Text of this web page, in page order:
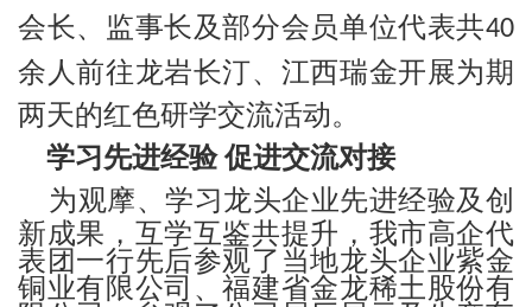
会长、监事长及部分会员单位代表共40
余人前往龙岩长汀、江西瑞金开展为期
两天的红色研学交流活动。
学习先进经验 促进交流对接
为观摩、学习龙头企业先进经验及创
新成果，互学互鉴共提升，我市高企代
表团一行先后参观了当地龙头企业紫金
铜业有限公司、福建省金龙稀土股份有